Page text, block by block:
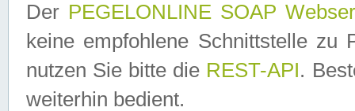
Der PEGELONLINE SOAP
keine empfohlene Schnittstelle zu
nutzen Sie bitte die REST-API.
weiterhin bedient.